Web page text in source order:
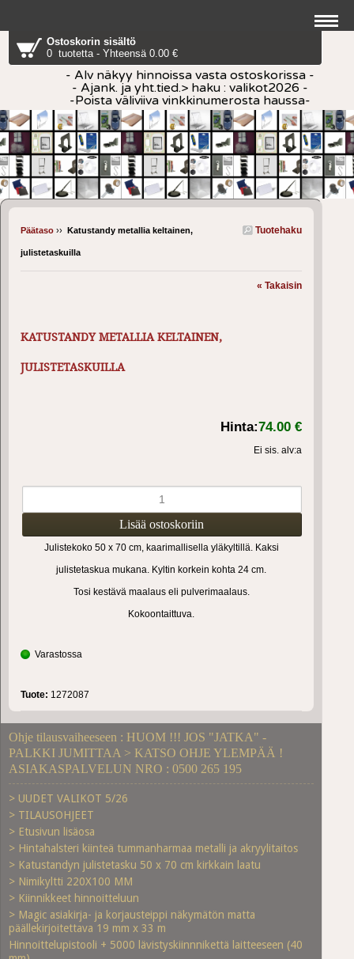
Ostoskorin sisältö
0 tuotetta - Yhteensä 0.00 €
- Alv näkyy hinnoissa vasta ostoskorissa -
- Ajank. ja yht.tied.> haku : valikot2026 -
-Poista väliviiva vinkkinumerosta haussa-
Tuotehaku
Päätaso ›› Katustandy metallia keltainen,
julistetaskuilla
« Takaisin
KATUSTANDY METALLIA KELTAINEN,
JULISTETASKUILLA
Hinta:74.00 €
Ei sis. alv:a
Julistekoko 50 x 70 cm, kaarimallisella yläkyltillä. Kaksi
julistetaskua mukana. Kyltin korkein kohta 24 cm.
Tosi kestävä maalaus eli pulverimaalaus.
Kokoontaittuva.
Varastossa
Tuote: 1272087
Ohje tilausvaiheeseen : HUOM !!! JOS "JATKA" -
PALKKI JUMITTAA > KATSO OHJE YLEMPÄÄ !
ASIAKASPALVELUN NRO : 0500 265 195
> UUDET VALIKOT 5/26
> TILAUSOHJEET
> Etusivun lisäosa
> Hintahalsteri kiinteä tummanharmaa metalli ja akryylitaitos
> Katustandyn julistetasku 50 x 70 cm kirkkain laatu
> Nimikyltti 220X100 MM
> Kiinnikkeet hinnoitteluun
> Magic asiakirja- ja korjausteippi näkymätön matta
päällekirjoitettava 19 mm x 33 m
Hinnoittelupistooli + 5000 lävistyskiinnnikettä laitteeseen (40